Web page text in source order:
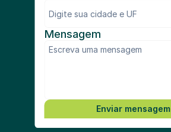
Mensagem
Enviar mensagem